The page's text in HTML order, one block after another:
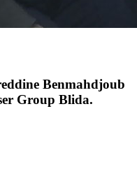
Benmahdjoub
Group Blida.